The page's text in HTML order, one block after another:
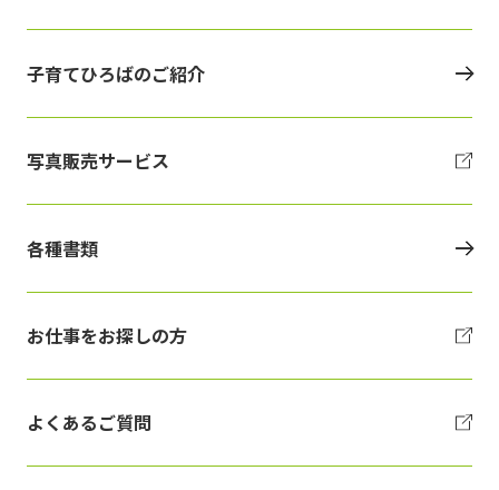
子育てひろばのご紹介
写真販売サービス
各種書類
お仕事をお探しの方
よくあるご質問